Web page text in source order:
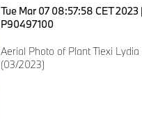
Tue Mar 07 08:57:58 CET 2023
P90497100
Aerial Photo of Plant Tiexi Lydia
(03/2023)